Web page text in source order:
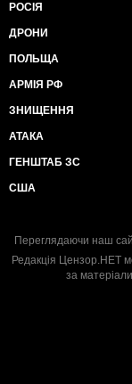
РОСІЯ
ДРОНИ
ПОЛЬЩА
АРМІЯ РФ
ЗНИЩЕННЯ
АТАКА
ГЕНШТАБ ЗС
США
Переглядаючи наш
Редакція Цензор.НЕТ
за